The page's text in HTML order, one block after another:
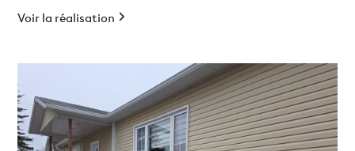
Voir la réalisation